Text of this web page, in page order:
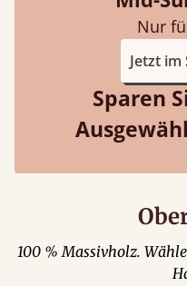
Nur
Jetzt im
Sparen
100 % Massivholz.